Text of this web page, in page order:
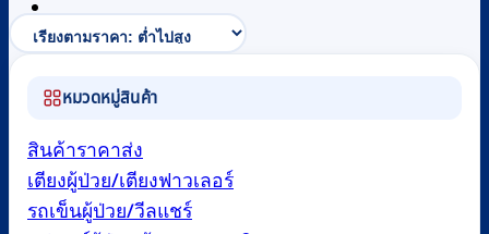
0
price:
low
หมวดหมู่สินค้า
สินค้าราคาส่ง
เตียงผู้ป่วย/เตียงฟาวเลอร์
รถเข็นผู้ป่วย/วีลแชร์